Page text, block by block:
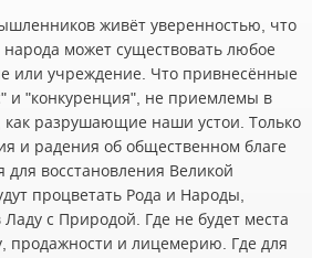
живёт уверенностью, что
может существовать любое
или учреждение. Что привнесённые
и "конкуренция", не приемлемы в
как разрушающие наши устои. Только
и радения об общественном благе
для восстановления Великой
процветать Рода и Народы,
с Природой. Где не будет места
продажности и лицемерию. Где для